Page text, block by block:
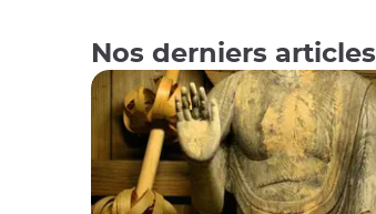
Nos derniers articles